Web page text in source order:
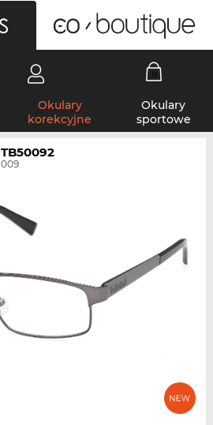
Okulary
korekcyjne
Okulary
sportowe
TB50092
009